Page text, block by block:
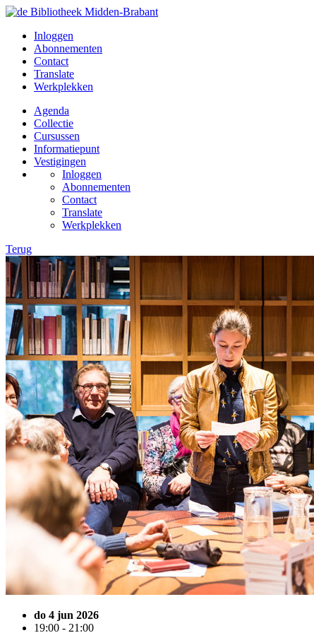
Inloggen
Abonnementen
Contact
Translate
Werkplekken
Agenda
Collectie
Cursussen
Informatiepunt
Vestigingen
Inloggen
Abonnementen
Contact
Translate
Werkplekken
Terug
do 4 jun 2026
19:00 - 21:00